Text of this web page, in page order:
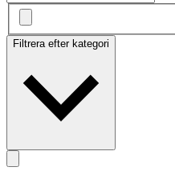
Filtrera efter kategori